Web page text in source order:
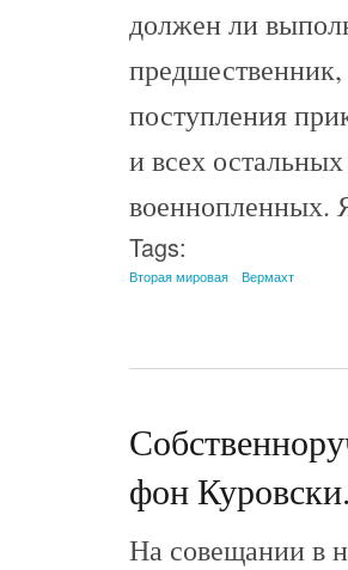
должен ли
предшественник,
поступления
и всех
военнопленных.
Tags:
Вторая мировая Вермахт
фон
На совещании в